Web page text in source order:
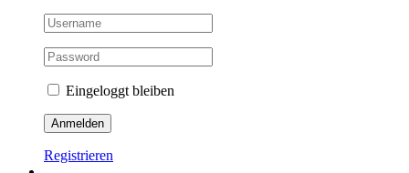
Eingeloggt bleiben
Registrieren